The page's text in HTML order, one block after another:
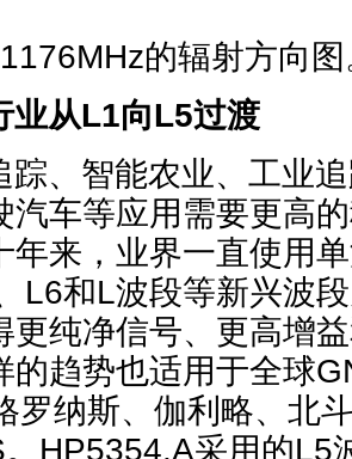
1176MHz的辐射方向图
业从L1向L5过渡
踪、智能农业、工业
汽车等应用需要更高
年来，业界一直使用
L6和L波段等新兴波
更纯净信号、更高增
的趋势也适用于全球
罗纳斯、伽利略、北
HP5354.A采用的L5